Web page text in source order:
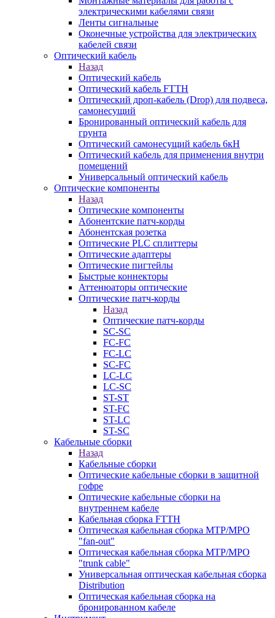
электрическими кабелями связи
Ленты сигнальные
Оконечные устройства для электрических
кабелей связи
Оптический кабель
Назад
Оптический кабель
Оптический кабель FTTH
Оптический дроп-кабель (Drop) для подвеса,
самонесущий
Бронированный оптический кабель для
грунта
Оптический самонесущий кабель 6кН
Оптический кабель для применения внутри
помещений
Универсальный оптический кабель
Оптические компоненты
Назад
Оптические компоненты
Aбонентские патч-корды
Абонентская розетка
Оптические PLC сплиттеры
Оптические адаптеры
Оптические пигтейлы
Быстрые коннекторы
Аттенюаторы оптические
Оптические патч-корды
Назад
Оптические патч-корды
SC-SC
FC-FC
FC-LC
SC-FC
LC-LC
LC-SC
ST-ST
ST-FC
ST-LC
ST-SC
Кабельные сборки
Назад
Кабельные сборки
Оптические кабельные сборки в защитной
гофре
Оптические кабельные сборки на
внутреннем кабеле
Кабельная сборка FTTH
Оптическая кабельная сборка MTP/MPO
"fan-out"
Оптическая кабельная сборка MTP/MPO
"trunk cable"
Универсальная оптическая кабельная сборка
Distribution
Оптическая кабельная сборка на
бронированном кабеле